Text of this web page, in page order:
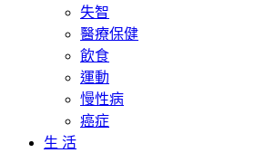
失智
醫療保健
飲食
運動
慢性病
癌症
生 活